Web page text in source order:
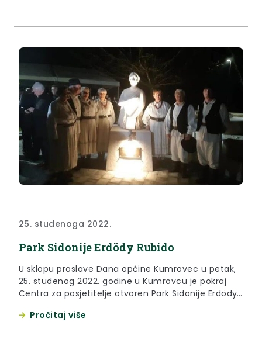
25. studenoga 2022.
Park Sidonije Erdödy Rubido
U sklopu proslave Dana općine Kumrovec u petak,
25. studenog 2022. godine u Kumrovcu je pokraj
Centra za posjetitelje otvoren Park Sidonije Erdödy
njen spomenik.
Pročitaj više